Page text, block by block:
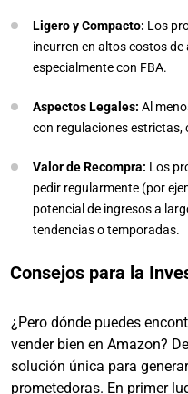
Ligero y Compacto: Los
incurren en altos costos
especialmente con FBA.
Aspectos Legales: Al
con regulaciones
Valor de Recompra: Los
pedir regularmente (por
potencial de ingresos a
tendencias o temporadas.
Consejos para la
¿Pero dónde puedes
vender bien en Amazon?
solución única para
prometedoras. En primer